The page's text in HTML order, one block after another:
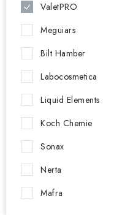
ValetPRO
Meguiars
Bilt Hamber
Labocosmetica
Liquid Elements
Koch Chemie
Sonax
Nerta
Mafra